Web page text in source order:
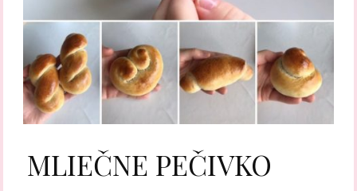
MLIEČNE PEČIVKO